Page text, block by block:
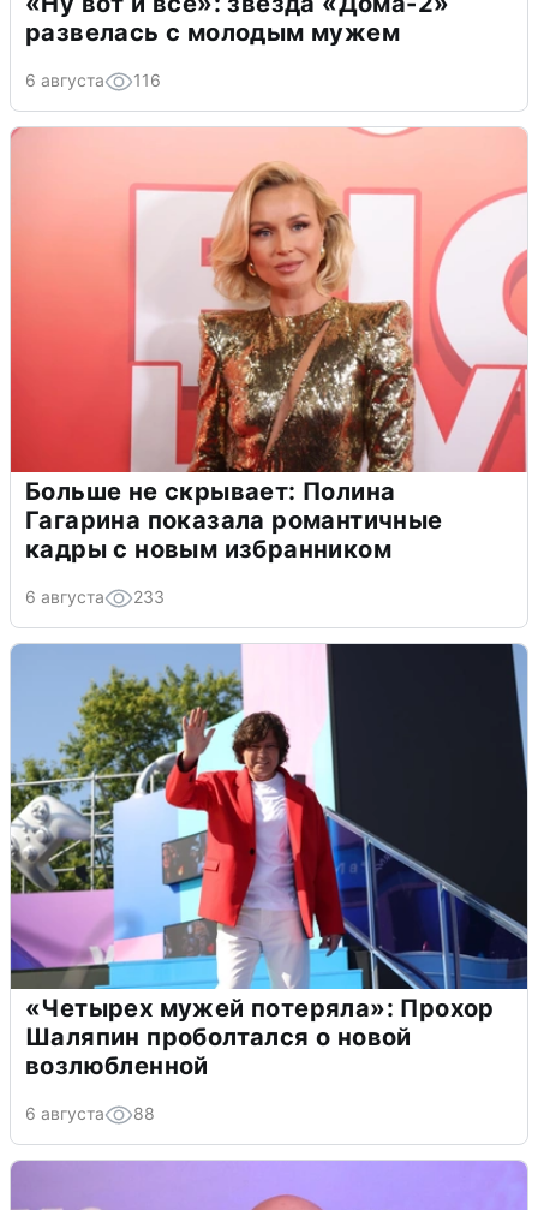
развелась с молодым мужем
6 августа 116
Больше не скрывает: Полина
Гагарина показала романтичные
кадры с новым избранником
6 августа 233
«Четырех мужей потеряла»: Прохор
Шаляпин проболтался о новой
возлюбленной
6 августа 88